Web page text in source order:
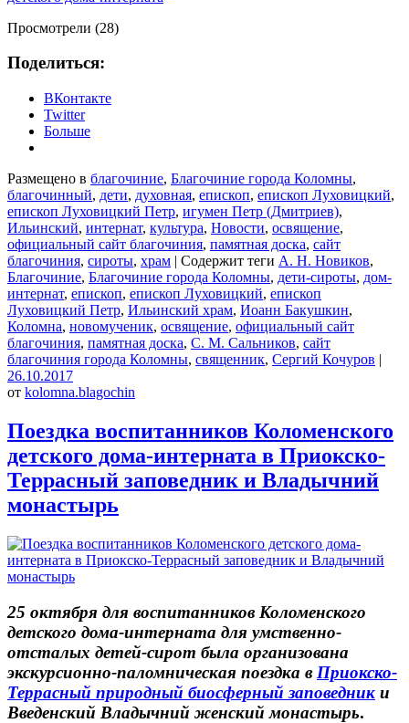
Просмотрели (28)
Поделиться:
ВКонтакте
Twitter
Больше
Размещено в благочиние, Благочиние города Коломны,
благочинный, дети, духовная, епископ, епископ Луховицкий,
епископ Луховицкий Петр, игумен Петр (Дмитриев),
Ильинский, интернат, культура, Новости, освящение,
официальный сайт благочиния, памятная доска, сайт
благочиния, сироты, храм | Содержит теги А. Н. Новиков,
Благочиние, Благочиние города Коломны, дети-сироты, дом-
интернат, епископ, епископ Луховицкий, епископ
Луховицкий Петр, Ильинский храм, Иоанн Бакушкин,
Коломна, новомученик, освящение, официальный сайт
благочиния, памятная доска, С. М. Сальников, сайт
благочиния города Коломны, священник, Сергий Кочуров |
26.10.2017
от kolomna.blagochin
Поездка воспитанников Коломенского
детского дома-интерната в Приокско-
Террасный заповедник и Владычний
монастырь
25 октября для воспитанников Коломенского
детского дома-интерната для умственно-
отсталых детей-сирот была организована
экскурсионно-паломническая поездка в Приокско-
Террасный природный биосферный заповедник и
Введенский Владычний женский монастырь.